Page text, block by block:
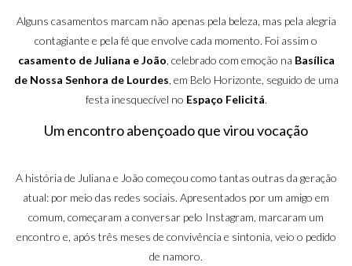
Alguns casamentos marcam não apenas pela beleza, mas pela alegria
contagiante e pela fé que envolve cada momento. Foi assim o
casamento de Juliana e João, celebrado com emoção na Basílica
de Nossa Senhora de Lourdes, em Belo Horizonte, seguido de uma
festa inesquecível no Espaço Felicitá.
Um encontro abençoado que virou vocação
A história de Juliana e João começou como tantas outras da geração
atual: por meio das redes sociais. Apresentados por um amigo em
comum, começaram a conversar pelo Instagram, marcaram um
encontro e, após três meses de convivência e sintonia, veio o pedido
de namoro.